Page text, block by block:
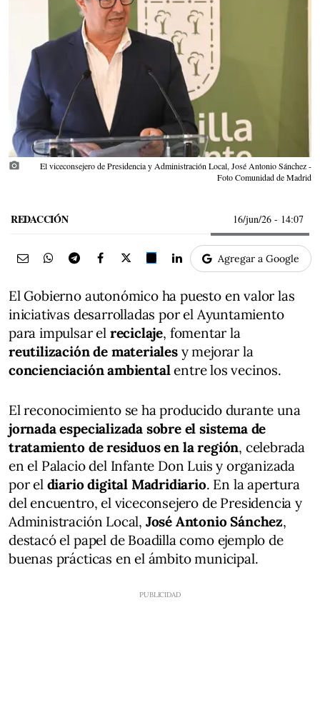
photo_camera
El viceconsejero de Presidencia y Administración Local, José Antonio Sánchez -
Foto Comunidad de Madrid
REDACCIÓN 16/jun/26 - 14:07
Agregar a Google
El Gobierno autonómico ha puesto en valor las
iniciativas desarrolladas por el Ayuntamiento
para impulsar el reciclaje, fomentar la
reutilización de materialesy mejorar la
concienciación ambientalentre los vecinos.
El reconocimiento se ha producido durante una
jornada especializada sobre el sistema de
tratamiento de residuos en la región, celebrada
en el Palacio del Infante Don Luis y organizada
por el diario digital Madridiario. En la apertura
del encuentro, el viceconsejero de Presidencia y
Administración Local, José Antonio Sánchez,
destacó el papel de Boadilla como ejemplo de
buenas prácticas en el ámbito municipal.